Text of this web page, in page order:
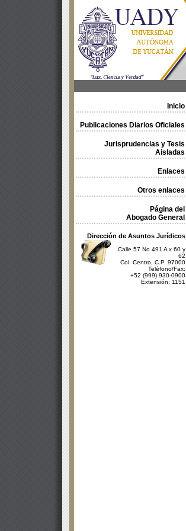
Inicio
Publicaciones Diarios Oficiales
Jurisprudencias y Tesis
Aisladas
Enlaces
Otros enlaces
Página del
Abogado General
Dirección de Asuntos Jurídicos
Calle 57 No 491 A x 60 y
62
Col. Centro, C.P. 97000
Teléfono/Fax:
+52 (999) 930-0900
Extensión: 1151